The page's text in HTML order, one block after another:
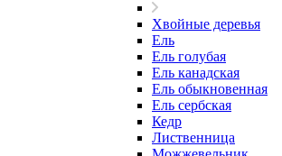
Хвойные деревья
Ель
Ель голубая
Ель канадская
Ель обыкновенная
Ель сербская
Кедр
Лиственница